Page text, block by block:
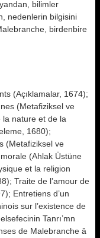
bilimler
nedenlerin bilgisini
birdenbire
(Açıklamalar, 1674);
(Metafiziksel ve
la nature et de la
1680);
(Metafiziksel ve
(Ahlak Üstüne
et la religion
Traite de l’amour de
Entretiens d’un
sur l’existence de
Tanrı’mn
de Malebranche â